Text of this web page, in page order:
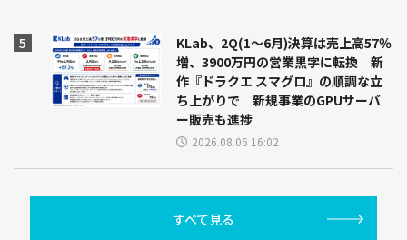
KLab、2Q(1～6月)決算は売上高57％
増、3900万円の営業黒字に転換 新
作『ドラクエ スマグロ』の順調な立
ち上がりで 新規事業のGPUサーバ
ー販売も進捗
2026.08.06 16:02
すべて見る